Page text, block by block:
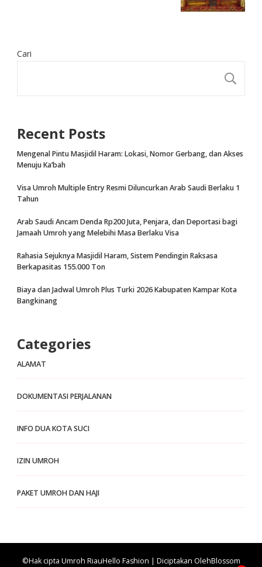
Cari
Recent Posts
Mengenal Pintu Masjidil Haram: Lokasi, Nomor Gerbang, dan Akses
Menuju Ka’bah
Visa Umroh Multiple Entry Resmi Diluncurkan Arab Saudi Berlaku 1
Tahun
Arab Saudi Ancam Denda Rp200 Juta, Penjara, dan Deportasi bagi
Jamaah Umroh yang Melebihi Masa Berlaku Visa
Rahasia Sejuknya Masjidil Haram, Sistem Pendingin Raksasa
Berkapasitas 155.000 Ton
Biaya dan Jadwal Umroh Plus Turki 2026 Kabupaten Kampar Kota
Bangkinang
Categories
ALAMAT
DOKUMENTASI PERJALANAN
INFO DUA KOTA SUCI
IZIN UMROH
PAKET UMROH DAN HAJI
©Hak cipta Umroh RiauHello Fashion | Diciptakan OlehBlossom